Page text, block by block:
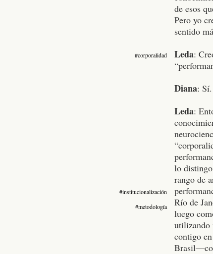
de esos
Pero yo
sentido
#corporalidad Leda:
Diana: Sí.
Leda:
lo
rango de
#institucionalización
#metodología
Río de
luego
utilizando
contigo